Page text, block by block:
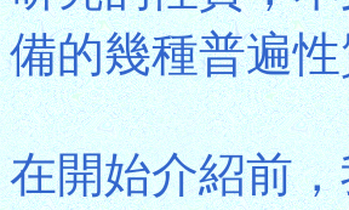
備的幾種普遍
在開始介紹前